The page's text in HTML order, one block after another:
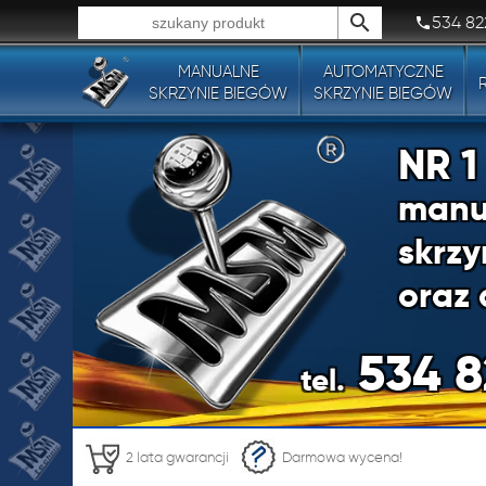
Wszystkie typy produktów!
534
MANUALNE
SKRZYNIE BIEGÓW
AUTOMATYCZNE
SKRZYNIE BIEGÓW
tel.534
NR
oraz
NR
2 lata gwarancji Darmowa wycena!